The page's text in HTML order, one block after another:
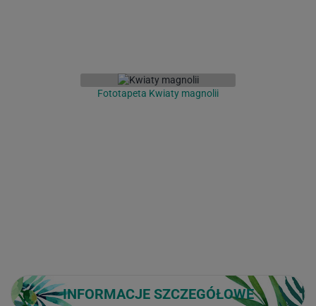
Fototapeta Kwiaty magnolii
INFORMACJE SZCZEGÓŁOWE